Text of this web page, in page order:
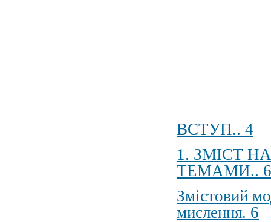
ВСТУП.. 4
1. ЗМІСТ
ТЕМАМИ.. 6
Змістовий
мислення. 6